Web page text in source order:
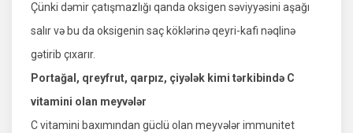
Çünki dəmir çatışmazlığı qanda oksigen səviyyəsini aşağı
salır və bu da oksigenin saç köklərinə qeyri-kafi nəqlinə
gətirib çıxarır.
Portağal, qreyfrut, qarpız, çiyələk kimi tərkibində C
vitamini olan meyvələr
C vitamini baxımından güclü olan meyvələr immunitet